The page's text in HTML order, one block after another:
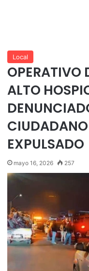
Local
OPERATIVO
ALTO
EXPULSADO
mayo 16, 2026 257